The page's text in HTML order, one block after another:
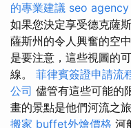
的專業建議 seo agency
如果您決定享受德克薩
薩斯州的令人興奮的空
是要注意，這些視圖的
線。 菲律賓簽證申請流
公司 儘管有這些可能的
畫的景點是他們河流之
搬家 buffet外燴價格 河